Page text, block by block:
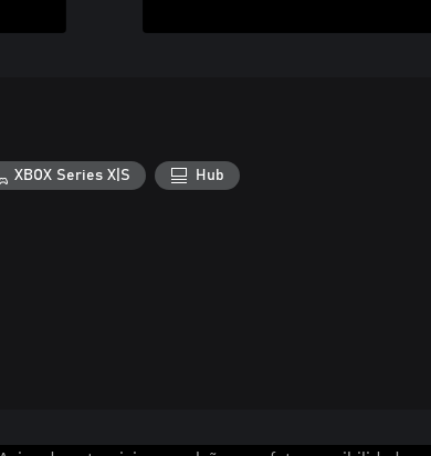
XBOX Series X|S Hub